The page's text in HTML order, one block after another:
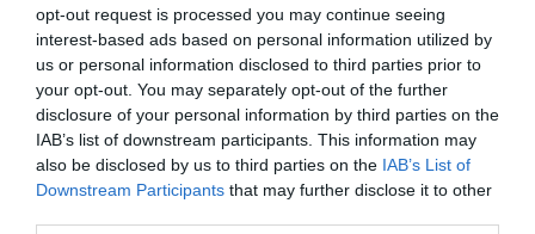
opt-out request is processed you may continue seeing
interest-based ads based on personal information utilized by
us or personal information disclosed to third parties prior to
your opt-out. You may separately opt-out of the further
disclosure of your personal information by third parties on the
IAB’s list of downstream participants. This information may
also be disclosed by us to third parties on the IAB’s List of
Downstream Participants that may further disclose it to other